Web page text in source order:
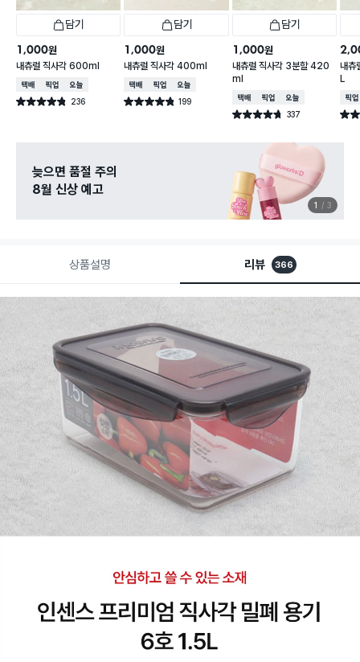
담기
1,000원
내츄럴 직사각 600ml
택배배송매장픽업오늘배송
별점 4.8점 236
건 작성
담기
1,000원
내츄럴 직사각 400ml
택배배송매장픽업오늘배송
별점 4.8점 199
건 작성
담기
1,000원
내츄럴 직사각 3분할 420
ml
택배배송매장픽업오늘배송
별점 4.7점 337
건 작성
내츄
L
매장
별점
늦으면 품절 주의
8월 신상 예고
1 3
상품설명 리뷰 366